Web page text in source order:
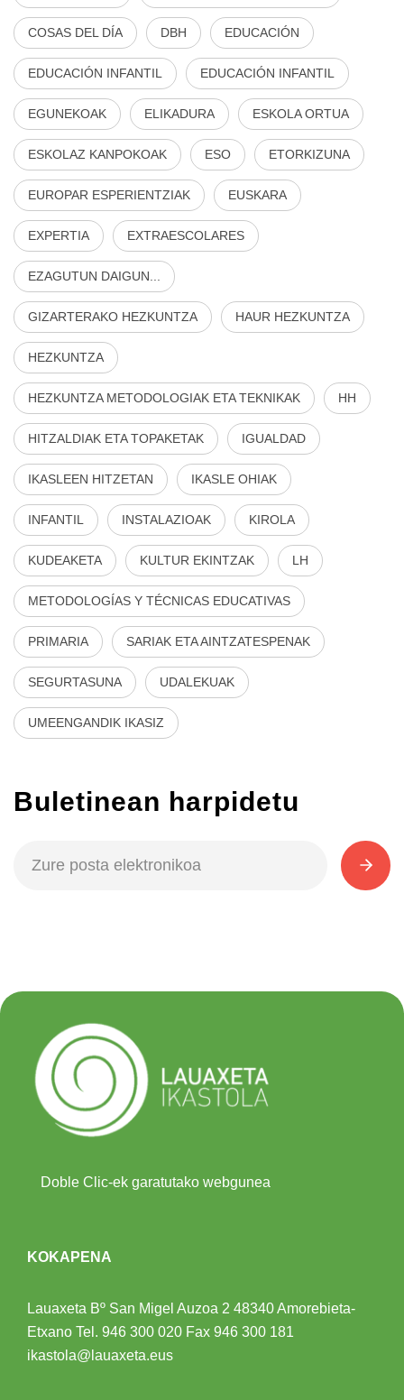
COSAS DEL DÍA DBH EDUCACIÓN
EDUCACIÓN INFANTIL EDUCACIÓN INFANTIL
EGUNEKOAK ELIKADURA ESKOLA ORTUA
ESKOLAZ KANPOKOAK ESO ETORKIZUNA
EUROPAR ESPERIENTZIAK EUSKARA
EXPERTIA EXTRAESCOLARES
EZAGUTUN DAIGUN...
GIZARTERAKO HEZKUNTZA HAUR HEZKUNTZA
HEZKUNTZA
HEZKUNTZA METODOLOGIAK ETA TEKNIKAK HH
HITZALDIAK ETA TOPAKETAK IGUALDAD
IKASLEEN HITZETAN IKASLE OHIAK
INFANTIL INSTALAZIOAK KIROLA
KUDEAKETA KULTUR EKINTZAK LH
METODOLOGÍAS Y TÉCNICAS EDUCATIVAS
PRIMARIA SARIAK ETA AINTZATESPENAK
SEGURTASUNA UDALEKUAK
UMEENGANDIK IKASIZ
Buletinean harpidetu
Doble Clic-ek garatutako webgunea
KOKAPENA
Lauaxeta Bº San Migel Auzoa 2 48340 Amorebieta-
Etxano Tel. 946 300 020 Fax 946 300 181
ikastola@lauaxeta.eus